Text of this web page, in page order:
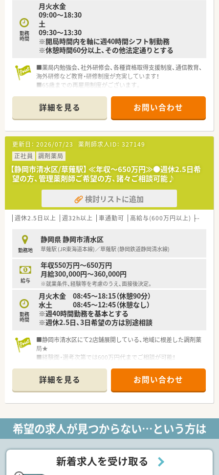
勤務
時間
月火水金
09:00～18:30
土
09:30～13:30
※開局時間内を軸に週40時間シフト制勤務
※休憩時間60分以上、その他法定通りとする
■薬局内勉強会、社外研修会、各種資格取得支援制度、通信教育、
海外研修など教育・研修制度が充実しています！
■65歳までの再雇用制度がございます。
■効率的に仕事を進められるよう、システムも整っています。
■広々とした清潔感あふれる店舗です♪
詳細を見る お問い合わせ
更新日： 2026/07/23 薬剤師求人ID： 327149
正社員
調剤薬局
【静岡市清水区/草薙駅】 ≪年収～650万円≫●週休2.5日希
望の方、管理薬剤師ご希望の方、諸々ご相談可能♪
検討リストに追加
週休2.5日以上 週32h以上 車通勤可 高給与(600万円以上) 管理薬
勤務地
静岡県 静岡市清水区
草薙駅 (JR東海道本線)／草薙駅 (静岡鉄道静岡清水線)
給与
年収550万円～650万円
月給300,000円～360,000円
※就業条件、経験等を考慮のうえ、面接後決定。
勤務
時間
月火木金 08:45～18:15（休憩90分）
水土 08:45～12:45（休憩なし）
※週40時間勤務を基本とする
※週休2.5日、3日希望の方は別途相談
■静岡市清水区にて2店舗展開している、地域に根差した調剤薬
局★
■経験面・選考次第では600万円代までご相談が可能！
■電子薬歴に加え、監査機器が充実しており、投薬・服薬指導に
集中出来る環境です。
■患者層は比較的高齢者層が多いですが、笑顔で雑談も交えつつ
対応されております。
詳細を見る お問い合わせ
希望の求人が見つからない…という方は
新着求人を受け取る